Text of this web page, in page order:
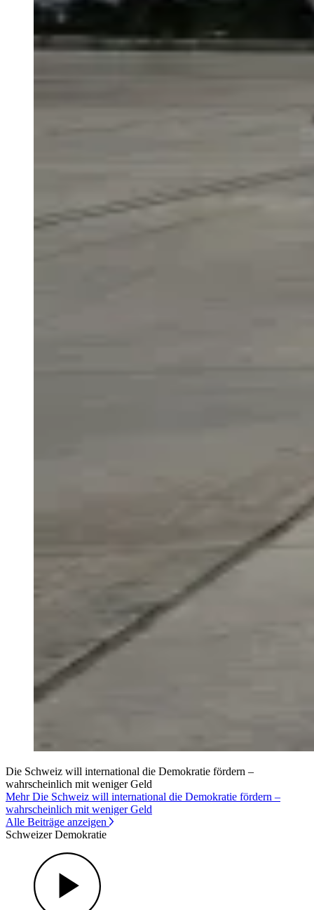
Die Schweiz will international die Demokratie fördern –
wahrscheinlich mit weniger Geld
Mehr Die Schweiz will international die Demokratie fördern –
wahrscheinlich mit weniger Geld
Alle Beiträge anzeigen
Schweizer Demokratie